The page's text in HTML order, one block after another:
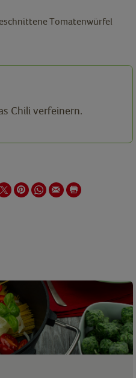
Tomatenwürfel
Chili verfeinern.